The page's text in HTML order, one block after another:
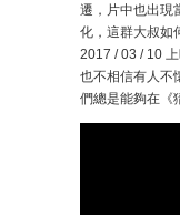
遷，片中也出現
化，這群大叔如
2017 / 03 / 10
也不相信有人不
們總是能夠在《